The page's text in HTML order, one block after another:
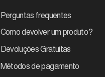
Perguntas frequentes
Como devolver um produto?
Devoluções Gratuitas
Métodos de pagamento